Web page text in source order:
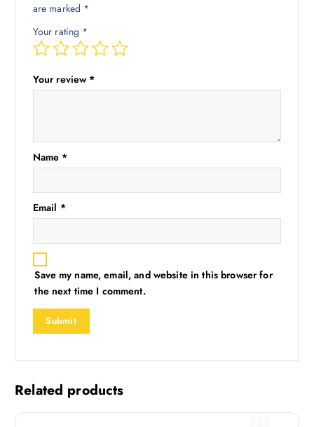
are marked *
Your rating *
Your review *
Name *
Email *
Save my name, email, and website in this browser for
the next time I comment.
Related products